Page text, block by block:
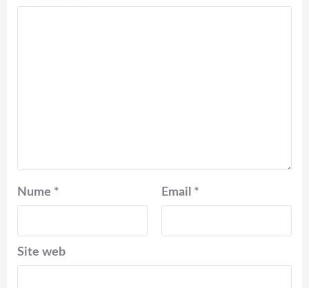
Nume * Email *
Site web